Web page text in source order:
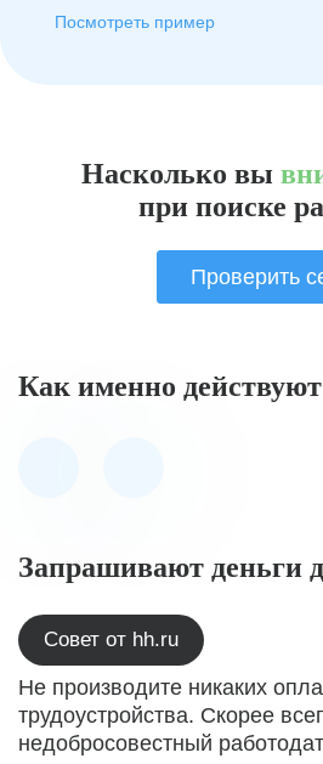
Посмотреть пример
Насколько вы
при поиске
Проверить
Как именно
Запрашивают деньги
Совет от hh.ru
Не производите никаких
трудоустройства. Скорее
недобросовестный